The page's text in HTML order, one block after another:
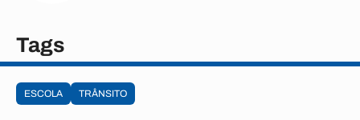
Tags
ESCOLA TRÂNSITO